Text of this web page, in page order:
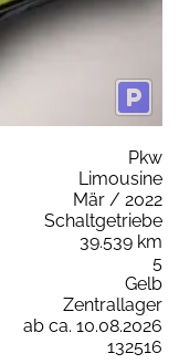
Pkw
Limousine
Mär / 2022
Schaltgetriebe
39.539 km
5
Gelb
Zentrallager
ab ca. 10.08.2026
132516